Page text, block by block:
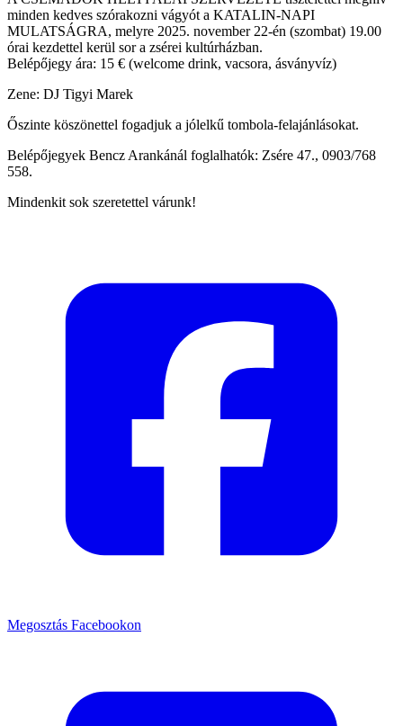
minden kedves szórakozni vágyót a KATALIN-NAPI
MULATSÁGRA, melyre 2025. november 22-én (szombat) 19.00
órai kezdettel kerül sor a zsérei kultúrházban.
Belépőjegy ára: 15 € (welcome drink, vacsora, ásványvíz)
Zene: DJ Tigyi Marek
Őszinte köszönettel fogadjuk a jólelkű tombola-felajánlásokat.
Belépőjegyek Bencz Arankánál foglalhatók: Zsére 47., 0903/768
558.
Mindenkit sok szeretettel várunk!
Megosztás Facebookon